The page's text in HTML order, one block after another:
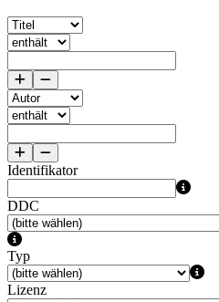
Identifikator
DDC
Typ
Lizenz